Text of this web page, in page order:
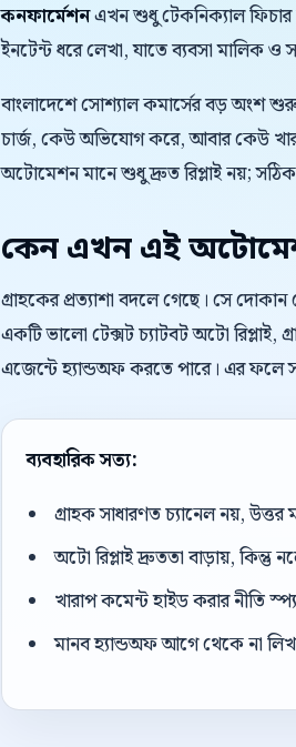
কনফার্মেশনএখন শুধু টেকনিক্যাল ফিচার
ইনটেন্ট ধরে লেখা, যাতে ব্যবসা মালিক ও
বাংলাদেশে সোশ্যাল কমার্সের বড় অংশ
চার্জ, কেউ অভিযোগ করে, আবার কেউ
অটোমেশন মানে শুধু দ্রুত রিপ্লাই নয়; সঠিক
কেন এখন এই
গ্রাহকের প্রত্যাশা বদলে গেছে। সে
একটি ভালো টেক্সট চ্যাটবট অটো
এজেন্টে হ্যান্ডঅফ করতে পারে। এর ফলে
ব্যবহারিক সত্য:
গ্রাহক সাধারণত চ্যানেল নয়,
অটো রিপ্লাই দ্রুততা বাড়ায়,
খারাপ কমেন্ট হাইড করার নীতি
মানব হ্যান্ডঅফ আগে থেকে না